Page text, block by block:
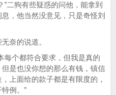
二狗有些疑惑的问他，能拿到
，他当然没意见，只是奇怪刘
奈的说道。
每个都符合要求，但我是真的
是也没你想的那么有钱，镇信
上面给的款子都是有限度的，
例。”